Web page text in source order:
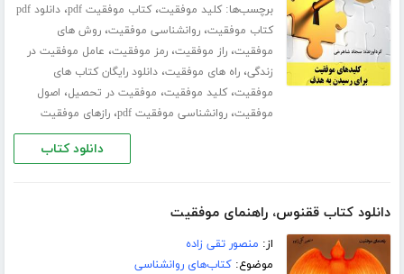
برچسب‌ها:کلید موفقیت،کتاب موفقیت pdf ،
دانلود pdf
کتاب موفقیت،روانشناسی موفقیت،روش های
موفقیت،راز موفقیت،رمز موفقیت، عامل موفقیت در
زندگی،راه های موفقیت،دانلود رایگان کتاب های
موفقیت،کلید موفقیت، موفقیت در تحصیل، اصول
موفقیت،روانشناسی موفقیت pdf ،رازهای موفقیت
دانلود کتاب
دانلود کتاب ققنوس، راهنمای موفقیت
از: منصور تقی زاده
موضوع:کتاب‌های روانشناسی